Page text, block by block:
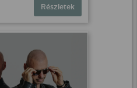
Részletek